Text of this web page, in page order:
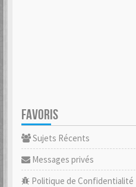
FAVORIS
Sujets Récents
Messages privés
Politique de Confidentialité